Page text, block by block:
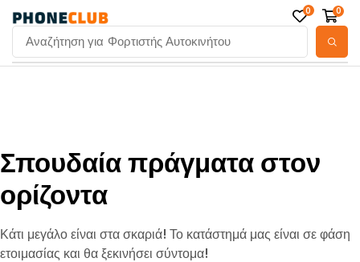
Αναζήτηση για Φορτιστής Αυτοκινήτου
0 0
Σπουδαία πράγματα στον
ορίζοντα
Κάτι μεγάλο είναι στα σκαριά! Το κατάστημά μας είναι σε φάση
ετοιμασίας και θα ξεκινήσει σύντομα!